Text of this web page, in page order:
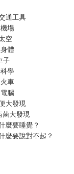
通工具
場
空
體
子
學
車
腦
大發現
大發現
麼要睡覺？
要說對不起？